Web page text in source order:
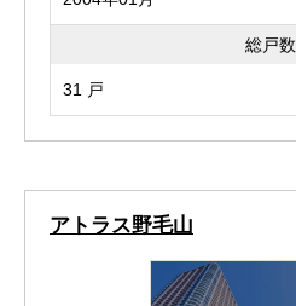
総戸数
31 戸
アトラス野毛山